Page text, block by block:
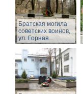
Братская могила
советских воинов,
ул. Горная